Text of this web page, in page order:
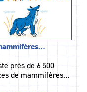
près de 6 500
de mammifères…